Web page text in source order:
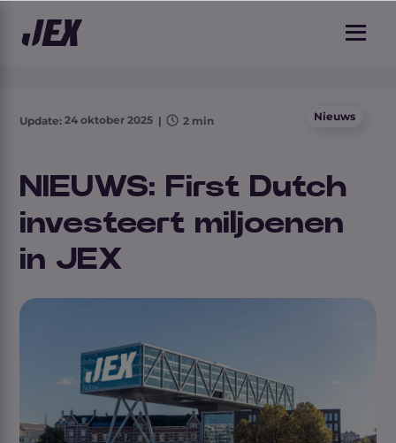
Update: 24 oktober 2025 | 2 min Nieuws
NIEUWS: First Dutch
investeert miljoenen
in JEX